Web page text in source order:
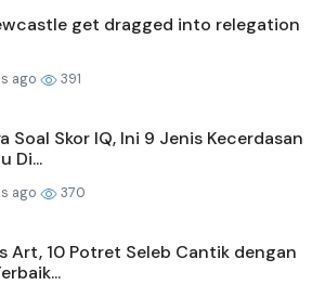
get dragged into relegation
ago 391
Soal Skor IQ, Ini 9 Jenis Kecerdasan
Di...
ago 370
Art, 10 Potret Seleb Cantik dengan